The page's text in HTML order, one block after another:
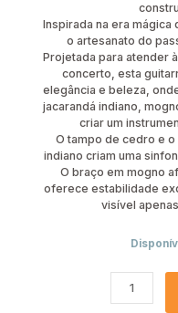
Inspirada na era mágica
o artesanato do
Projetada para atender
concerto, esta
elegância e beleza,
jacarandá indiano,
criar um
O tampo de cedro e
indiano criam uma
O braço em mogno
oferece estabilidade
visível